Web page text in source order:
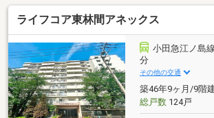
住戸・食器洗乾燥機・ディスポーザ
浴室、浴室換気乾燥機・温水洗浄便座
内を有効利用できるアウトフレーム
歴あり～ 間取り変更（3LDK→2LDK
置（2020年7月） 各洋室床暖房設置
ス・洗濯パン・洗濯水栓交換（2021
交換（2025年3月）、、、、など
ライフコア東林間アネックス
小田急江ノ島
分
その他の交通
築46年9ヶ月/9階
総戸数124戸